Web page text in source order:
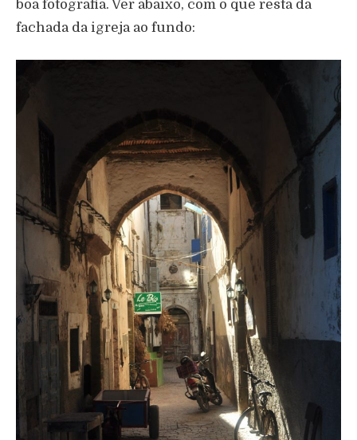
boa fotografia. Ver abaixo, com o que resta da
fachada da igreja ao fundo: